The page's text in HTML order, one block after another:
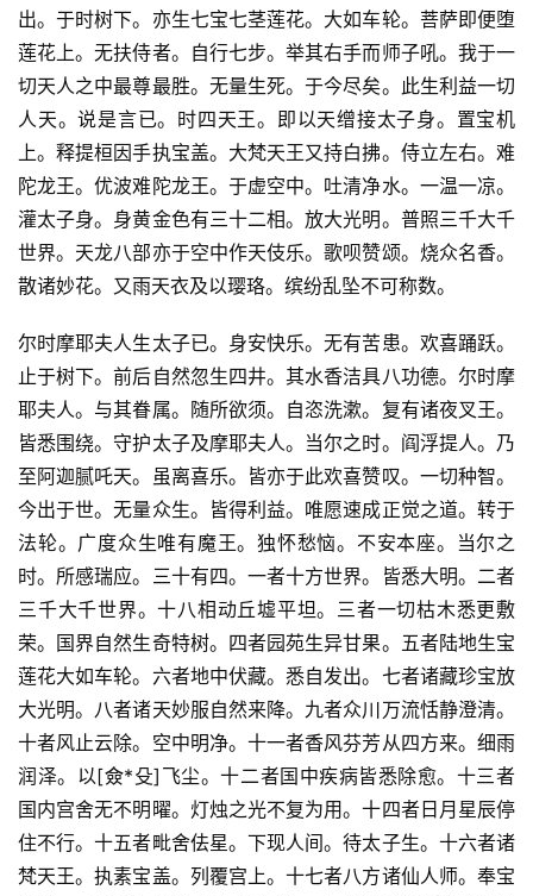
出。于时树下。亦生七宝七茎莲花。大如车轮。菩萨即便堕
莲花上。无扶侍者。自行七步。举其右手而师子吼。我于一
切天人之中最尊最胜。无量生死。于今尽矣。此生利益一切
人天。说是言已。时四天王。即以天缯接太子身。置宝机
上。释提桓因手执宝盖。大梵天王又持白拂。侍立左右。难
陀龙王。优波难陀龙王。于虚空中。吐清净水。一温一凉。
灌太子身。身黄金色有三十二相。放大光明。普照三千大千
世界。天龙八部亦于空中作天伎乐。歌呗赞颂。烧众名香。
散诸妙花。又雨天衣及以璎珞。缤纷乱坠不可称数。
尔时摩耶夫人生太子已。身安快乐。无有苦患。欢喜踊跃。
止于树下。前后自然忽生四井。其水香洁具八功德。尔时摩
耶夫人。与其眷属。随所欲须。自恣洗漱。复有诸夜叉王。
皆悉围绕。守护太子及摩耶夫人。当尔之时。阎浮提人。乃
至阿迦腻吒天。虽离喜乐。皆亦于此欢喜赞叹。一切种智。
今出于世。无量众生。皆得利益。唯愿速成正觉之道。转于
法轮。广度众生唯有魔王。独怀愁恼。不安本座。当尔之
时。所感瑞应。三十有四。一者十方世界。皆悉大明。二者
三千大千世界。十八相动丘墟平坦。三者一切枯木悉更敷
荣。国界自然生奇特树。四者园苑生异甘果。五者陆地生宝
莲花大如车轮。六者地中伏藏。悉自发出。七者诸藏珍宝放
大光明。八者诸天妙服自然来降。九者众川万流恬静澄清。
十者风止云除。空中明净。十一者香风芬芳从四方来。细雨
润泽。以[僉*殳]飞尘。十二者国中疾病皆悉除愈。十三者
国内宫舍无不明曜。灯烛之光不复为用。十四者日月星辰停
住不行。十五者毗舍佉星。下现人间。待太子生。十六者诸
梵天王。执素宝盖。列覆宫上。十七者八方诸仙人师。奉宝